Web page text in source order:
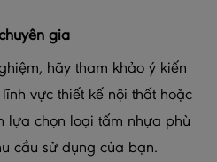
gia
hãy tham khảo ý kiến
vực thiết kế nội thất hoặc
lựa chọn loại tấm nhựa phù
cầu sử dụng của bạn.